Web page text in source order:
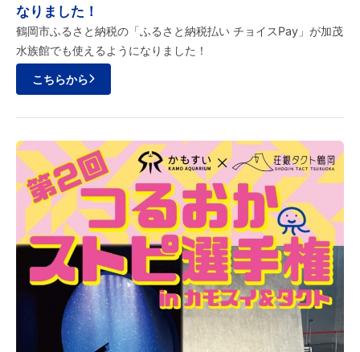
なりました！
鶴岡市ふるさと納税の「ふるさと納税払い チョイスPay」が加茂
水族館でも使えるようになりました！
こちらから